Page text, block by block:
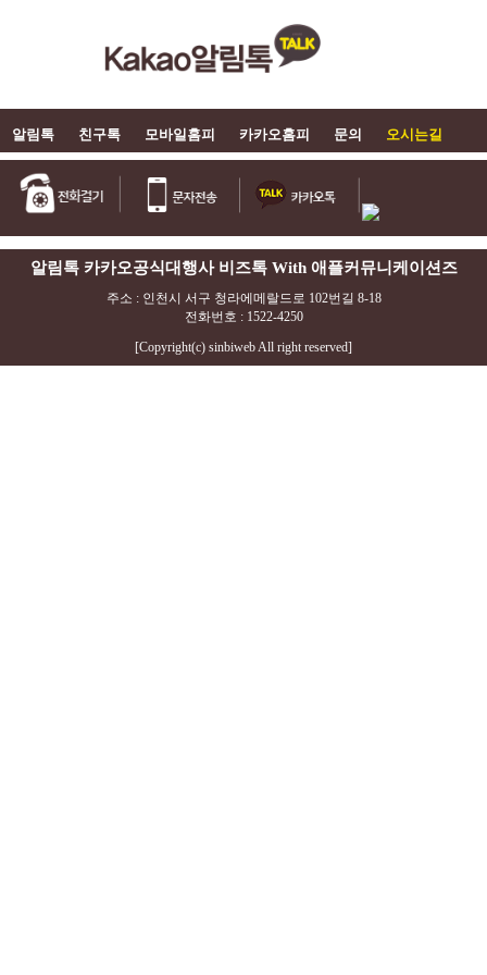
알림톡 친구톡 모바일홈피 카카오홈피 문의 오시는길
알림톡 카카오공식대행사 비즈톡 With 애플커뮤니케이션즈
주소 : 인천시 서구 청라에메랄드로 102번길 8-18
전화번호 : 1522-4250
[Copyright(c) sinbiweb All right reserved]